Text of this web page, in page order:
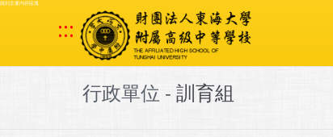
跳到主要內容區塊
:::
行政單位 - 訓育組